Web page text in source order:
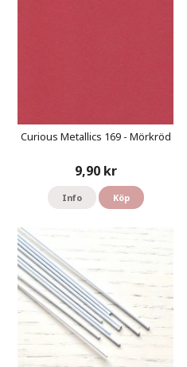
Curious Metallics 169 - Mörkröd
9,90 kr
Info Köp